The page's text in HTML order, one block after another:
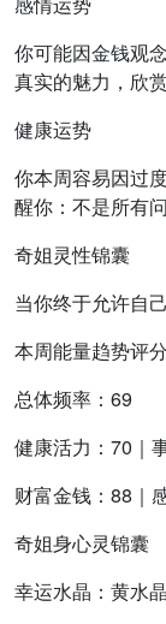
你可能因金钱观
真实的魅力，欣
健康运势
你本周容易因过
醒你：不是所有
奇姐灵性锦囊
当你终于允许自
本周能量趋势评分
总体频率：69
健康活力：70｜
财富金钱：88｜
奇姐身心灵锦囊
幸运水晶： 黄水晶